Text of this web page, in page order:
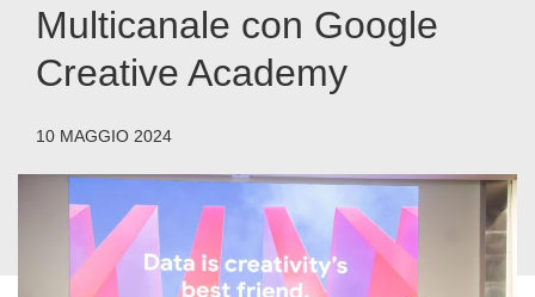
Multicanale con Google
Creative Academy
10 MAGGIO 2024